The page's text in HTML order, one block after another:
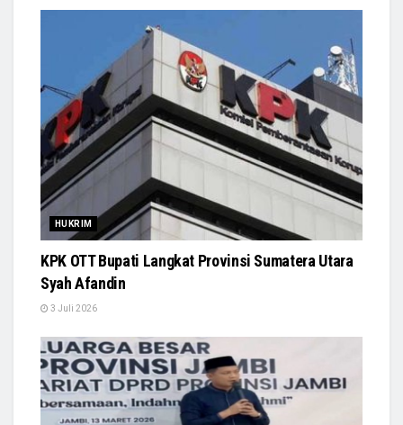
HUKRIM
KPK OTT Bupati Langkat Provinsi Sumatera Utara
Syah Afandin
3 Juli 2026